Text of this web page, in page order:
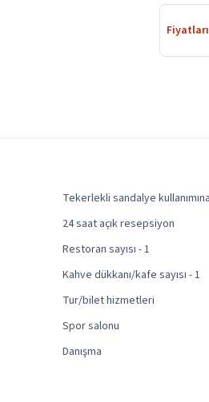
Tekerlekli sandalye
24 saat açık resepsiyon
Restoran sayısı - 1
Kahve dükkanı/kafe sayısı - 1
Tur/bilet hizmetleri
Spor salonu
Danışma